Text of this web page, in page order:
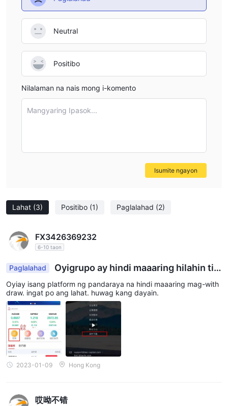
Lahat (3) Positibo (1) Paglalahad (2)
FX3426369232
6-10 taon
Paglalahad
Oyigrupo ay hindi maaaring hilahin tih
draw
Oyiay isang platform ng pandaraya na hindi maaaring mag-with
draw. ingat po ang lahat. huwag kang dayain.
2023-01-09 Hong Kong
哎呦不错
Neutral
Positibo
Nilalaman na nais mong i-komento
Mangyaring Ipasok...
Isumite ngayon